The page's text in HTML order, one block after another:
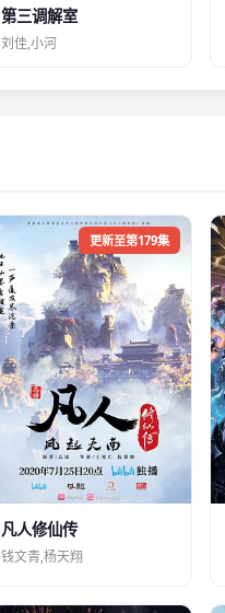
第三调解室
刘佳,小河
更新至第179集
凡人修仙传
钱文青,杨天翔